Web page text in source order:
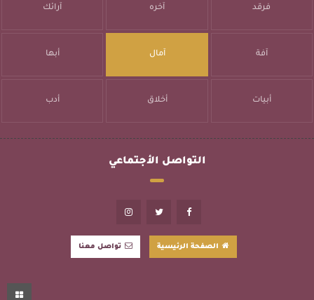
فرقد آخره آرائك
آفة آمال أبها
أبيات أخلاق أدب
التواصل الأجتماعي
الصفحة الرئيسية تواصل معنا